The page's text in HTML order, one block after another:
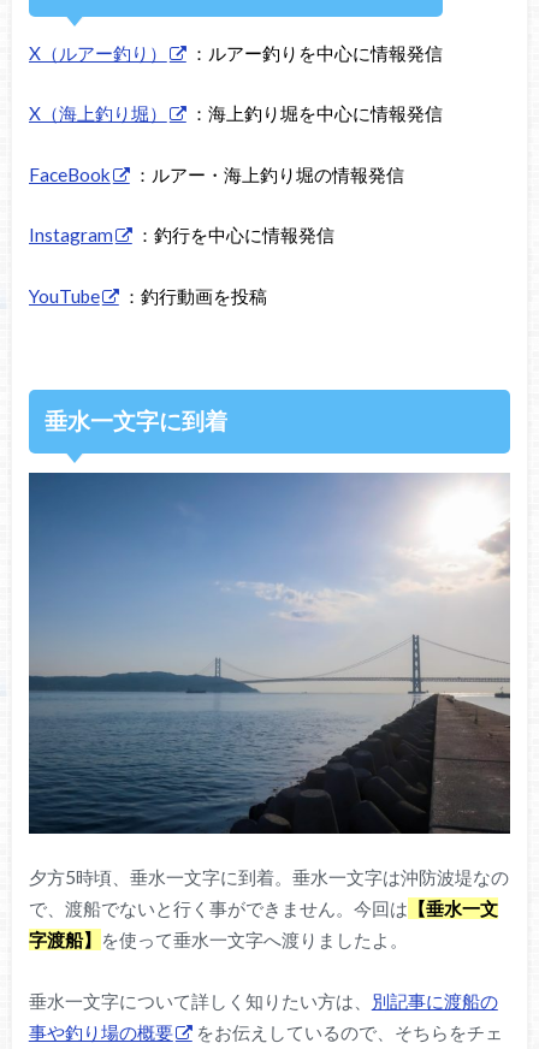
X（ルアー釣り） ：ルアー釣りを中心に情報発信
X（海上釣り堀） ：海上釣り堀を中心に情報発信
FaceBook ：ルアー・海上釣り堀の情報発信
Instagram ：釣行を中心に情報発信
YouTube ：釣行動画を投稿
垂水一文字に到着
夕方5時頃、垂水一文字に到着。垂水一文字は沖防波堤なの
で、渡船でないと行く事ができません。今回は 【垂水一文
字渡船】
を使って垂水一文字へ渡りましたよ。
垂水一文字について詳しく知りたい方は、 別記事に渡船の
事や釣り場の概要
をお伝えしているので、そちらをチェ